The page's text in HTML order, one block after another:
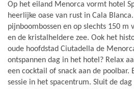
Op het eiland Menorca vormt hotel
heerlijke oase van rust in Cala
pijnboombossen en op slechts 150 m
en de kristalheldere zee. Ook het
oude hoofdstad Ciutadella de
ontspannen dag in het hotel? Relax
een cocktail of snack aan de poolbar.
sessie in het spacentrum. Sluit de